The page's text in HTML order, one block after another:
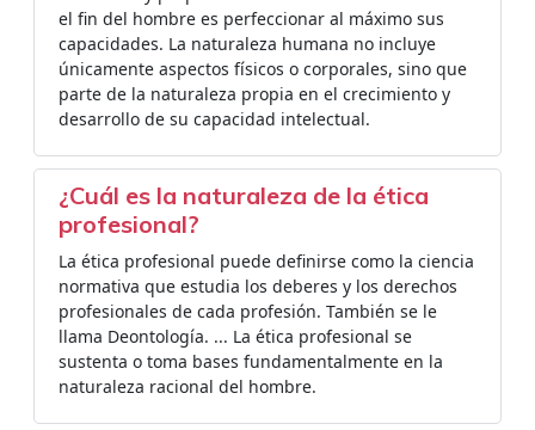
el fin del hombre es perfeccionar al máximo sus
capacidades. La naturaleza humana no incluye
únicamente aspectos físicos o corporales, sino que
parte de la naturaleza propia en el crecimiento y
desarrollo de su capacidad intelectual.
¿Cuál es la naturaleza de la ética
profesional?
La ética profesional puede definirse como la ciencia
normativa que estudia los deberes y los derechos
profesionales de cada profesión. También se le
llama Deontología. ... La ética profesional se
sustenta o toma bases fundamentalmente en la
naturaleza racional del hombre.